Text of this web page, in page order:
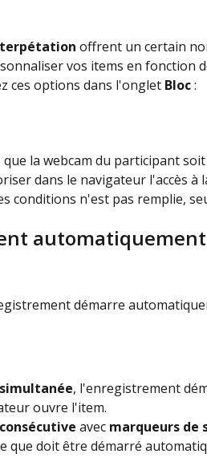
offrent un certain
vos items en fonction
ces options dans l'onglet Bloc :
la webcam du participant
dans le navigateur l'accès à
conditions n'est pas remplie,
automatiquement
démarre
, l'enregistrement
ouvre l'item.
avec marqueurs de
que doit être démarré